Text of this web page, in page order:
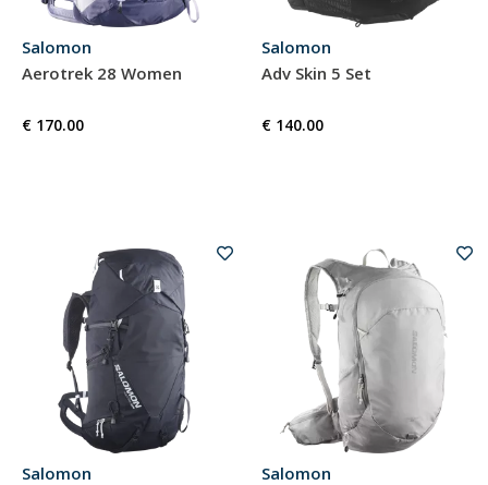
Salomon
Aerotrek 28 Women
€ 170.00
Salomon
Adv Skin 5 Set
€ 140.00
Salomon
Salomon